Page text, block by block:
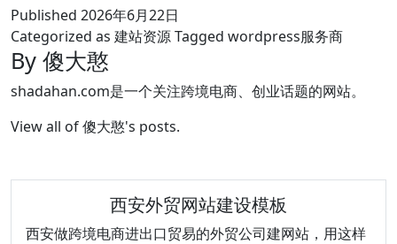
Published 2026年6月22日
Categorized as 建站资源Tagged wordpress服务商
By 傻大憨
shadahan.com是一个关注跨境电商、创业话题的网站。
View all of 傻大憨's posts.
西安外贸网站建设模板
西安做跨境电商进出口贸易的外贸公司建网站，用这样